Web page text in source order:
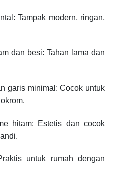
Tampak modern, ringan,
dan besi: Tahan lama dan
garis minimal: Cocok untuk
hitam: Estetis dan cocok
untuk rumah dengan